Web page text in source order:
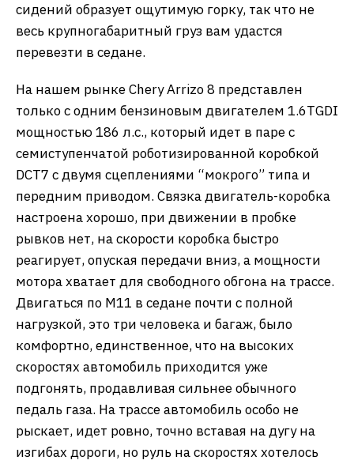
сидений образует ощутимую горку, так что не
весь крупногабаритный груз вам удастся
перевезти в седане.
На нашем рынке Chery Arrizo 8 представлен
только с одним бензиновым двигателем 1.6TGDI
мощностью 186 л.с., который идет в паре с
семиступенчатой роботизированной коробкой
DCT7 с двумя сцеплениями “мокрого” типа и
передним приводом. Связка двигатель-коробка
настроена хорошо, при движении в пробке
рывков нет, на скорости коробка быстро
реагирует, опуская передачи вниз, а мощности
мотора хватает для свободного обгона на трассе.
Двигаться по M11 в седане почти с полной
нагрузкой, это три человека и багаж, было
комфортно, единственное, что на высоких
скоростях автомобиль приходится уже
подгонять, продавливая сильнее обычного
педаль газа. На трассе автомобиль особо не
рыскает, идет ровно, точно вставая на дугу на
изгибах дороги, но руль на скоростях хотелось